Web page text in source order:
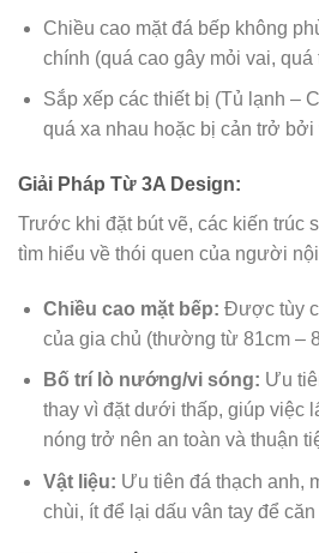
Chiều cao mặt đá bếp không
chính (quá cao gây mỏi vai,
Sắp xếp các thiết bị (Tủ lạnh –
quá xa nhau hoặc bị cản trở bởi
Giải Pháp Từ 3A Design:
Trước khi đặt bút vẽ, các kiến trúc
tìm hiểu về thói quen của người
Chiều cao mặt bếp: Được tùy
của gia chủ (thường từ 81cm –
Bố trí lò nướng/vi sóng: Ưu
thay vì đặt dưới thấp, giúp việc
nóng trở nên an toàn và thuận
Vật liệu: Ưu tiên đá thạch anh,
chùi, ít để lại dấu vân tay để